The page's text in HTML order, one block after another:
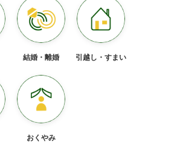
結婚・離婚 引越し・すまい
おくやみ